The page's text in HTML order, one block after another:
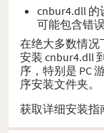
cnbur4.dll 的
可能包含错误
在绝大多数情况
安装 cnbur4.dll
序，特别是 PC
序安装文件夹。
获取详细安装指